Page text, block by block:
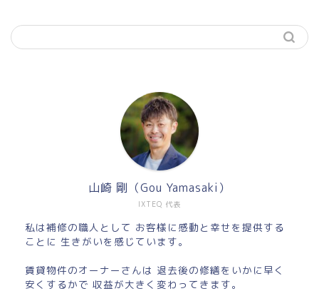
IXTEQ 代表
山崎 剛（Gou Yamasaki）
私は補修の職人として お客様に感動と幸せを提供する
ことに 生きがいを感じています。
賃貸物件のオーナーさんは 退去後の修繕をいかに早く
安くするかで 収益が大きく変わってきます。